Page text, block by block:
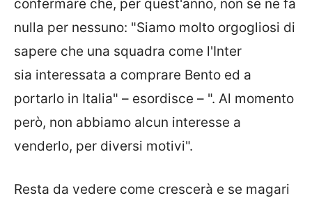
confermare che, per quest'anno, non se ne fa
nulla per nessuno: "Siamo molto orgogliosi di
sapere che una squadra come l'Inter
sia interessata a comprare Bento ed a
portarlo in Italia" – esordisce – ". Al momento
però, non abbiamo alcun interesse a
venderlo, per diversi motivi".
Resta da vedere come crescerà e se magari